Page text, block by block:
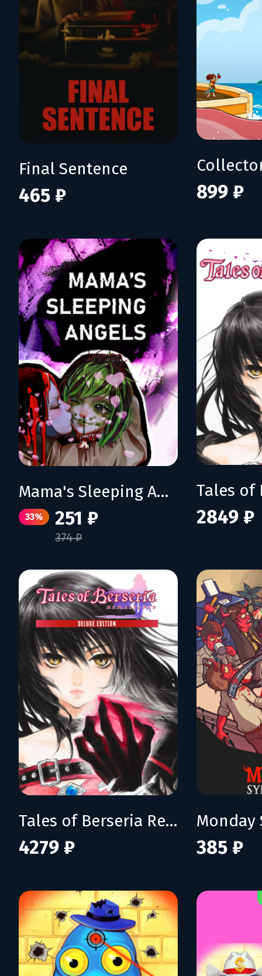
Final Sentence
465 ₽ 899 ₽
Mama's Sleeping Angels
33% 251 ₽
374 ₽
2849 ₽
Tales of Berseria Remastered: Deluxe Edition
4279 ₽
Monday
385 ₽